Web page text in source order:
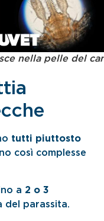
nella pelle del
tutti piuttosto
così complesse
a 2 o 3
del parassita.